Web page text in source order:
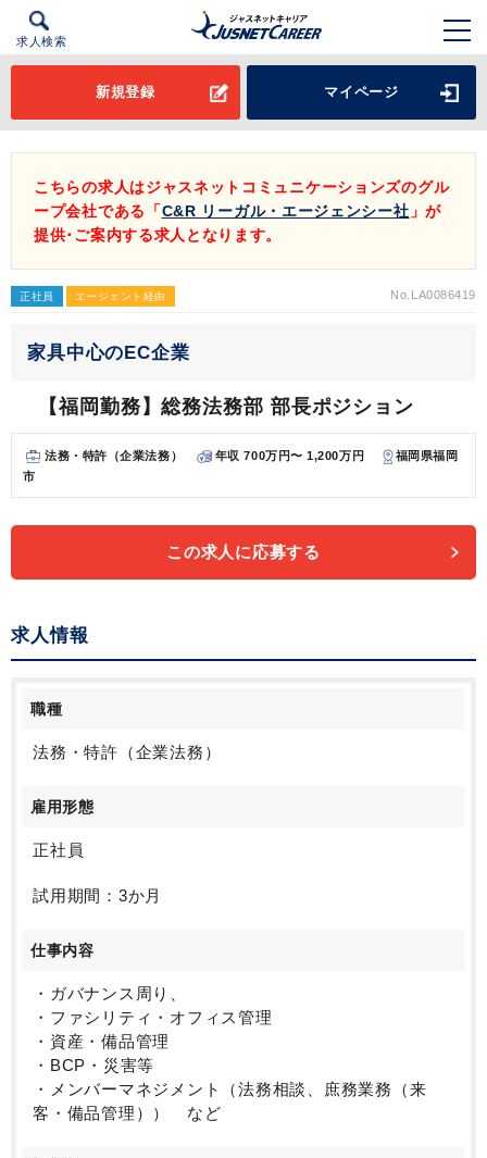
求人検索
新規登録 マイページ
こちらの求人はジャスネットコミュニケーションズのグル
ープ会社である「C&R リーガル・エージェンシー社 」が
提供･ご案内する求人となります。
正社員 エージェント経由 No.LA0086419
家具中心のEC企業
【福岡勤務】総務法務部 部長ポジション
法務・特許（企業法務） 年収 700万円〜 1,200万円
福岡県福岡
市
この求人に応募する
求人情報
職種
法務・特許（企業法務）
雇用形態
正社員
試用期間：3か月
仕事内容
・ガバナンス周り、
・ファシリティ・オフィス管理
・資産・備品管理
・BCP・災害等
・メンバーマネジメント（法務相談、庶務業務（来
客・備品管理）） など